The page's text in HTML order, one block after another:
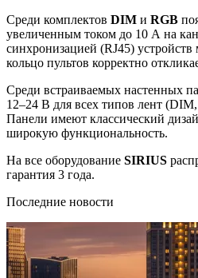
Среди комплектов DIM и RGB
увеличенным током до 10 А на
синхронизацией (RJ45)
кольцо пультов корректно
Среди встраиваемых настенных
12–24 В для всех типов лент
Панели имеют классический
широкую функциональность.
На все оборудование SIRIUS
гарантия 3 года.
Последние новости